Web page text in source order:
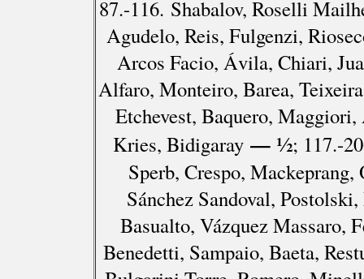
87.-116. Shabalov, Roselli
Agudelo, Reis, Fulgenzi,
Arcos Facio, Ávila, Chiari,
Alfaro, Monteiro, Barea,
Etchevest, Baquero,
Kries, Bidigaray— ½; 117.-
Sperb, Crespo,
Sánchez Sandoval,
Basualto, Vázquez Massaro,
Benedetti, Sampaio, Baeta,